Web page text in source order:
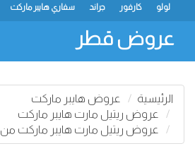
سفاري هايبر ماركت جراند كارفور لولو
عروض قطر
الرئيسية
عروض هايبر ماركت
عروض ريتيل مارت هايبر ماركت
عروض ريتيل مارت هايبر ماركت من 08 إلى 10 فبراير 2024